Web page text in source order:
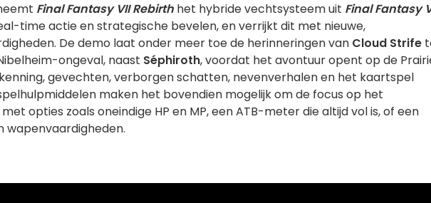
Final Fantasy VII Rebirth het hybride vechtsysteem uit Final Fantasy
time actie en strategische bevelen, en verrijkt dit met nieuwe,
De demo laat onder meer toe de herinneringen van Cloud Strife
ongeval, naast Séphiroth, voordat het avontuur opent op de
gevechten, verborgen schatten, nevenverhalen en het kaartspel
maken het bovendien mogelijk om de focus op het
opties zoals oneindige HP en MP, een ATB-meter die altijd vol is, of een
wapenvaardigheden.